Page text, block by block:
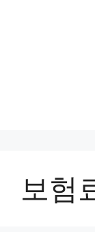
보험